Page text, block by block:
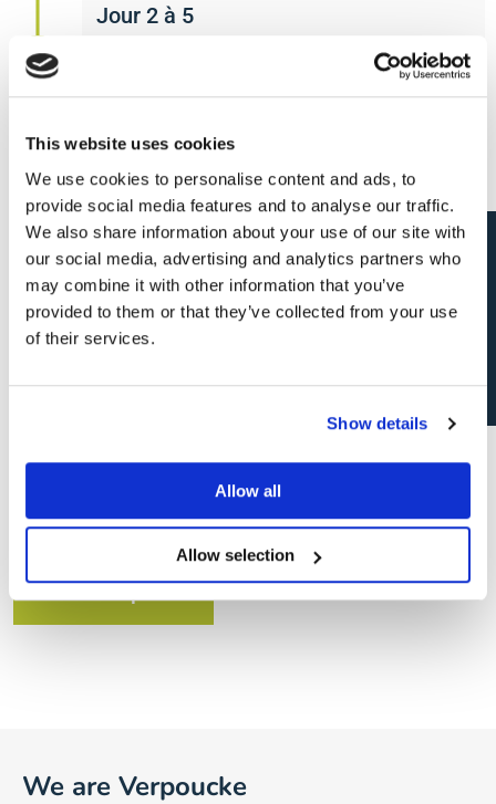
This website uses cookies
We use cookies to personalise content and ads, to
provide social media features and to analyse our traffic.
We also share information about your use of our site with
our social media, advertising and analytics partners who
may combine it with other information that you’ve
provided to them or that they’ve collected from your use
of their services.
Show details
Allow all
Allow selection
Jour 2 à 5
recruteur
Jour 6 à 20
Chez le client
Félicitations, vous avez le
job!
Envie de plus d’informations sur le
processus de sélection?
En savoir plus
We are Verpoucke